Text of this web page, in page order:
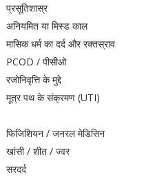
प्रसूतिशास्र
अनियमित या मिस्ड काल
मासिक धर्म का दर्द और रक्तस्राव
PCOD / पीसीओ
रजोनिवृत्ति के मुद्दे
मूत्र पथ के संक्रमण (UTI)
फिजिशियन / जनरल मेडिसिन
खांसी / शीत / ज्वर
सरदर्द